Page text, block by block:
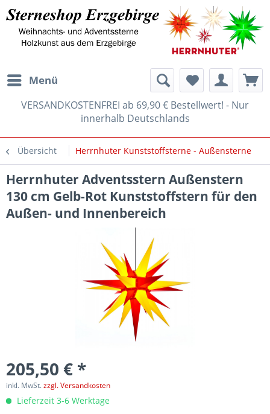
Menü
VERSANDKOSTENFREI ab 69,90 € Bestellwert! - Nur
innerhalb Deutschlands
Übersicht Herrnhuter Kunststoffsterne - Außensterne
Herrnhuter Adventsstern Außenstern
130 cm Gelb-Rot Kunststoffstern für den
Außen- und Innenbereich
205,50 € *
inkl. MwSt.zzgl. Versandkosten
Lieferzeit 3-6 Werktage